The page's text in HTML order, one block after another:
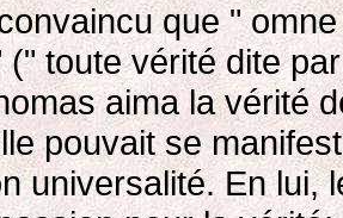
que "
toute vérité dite
aima la vérité
pouvait se
universalité. En lui,